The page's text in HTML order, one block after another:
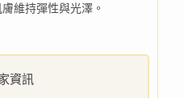
資訊
維持彈性與光澤。